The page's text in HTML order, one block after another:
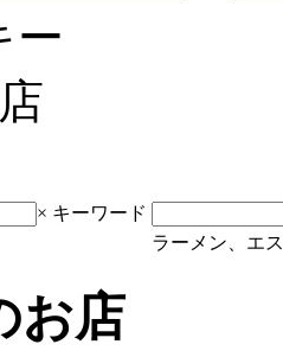
× キーワード
ラーメン、エ
お店